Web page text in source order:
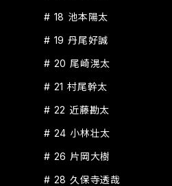
# 18 池本陽太
# 19 丹尾好誠
# 20 尾崎滉太
# 21 村尾幹太
# 22 近藤勘太
# 24 小林壮太
# 26 片岡大樹
# 28 久保寺透哉